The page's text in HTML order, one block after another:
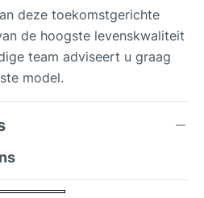
deze toekomstgerichte
de hoogste levenskwaliteit
team adviseert u graag
model.